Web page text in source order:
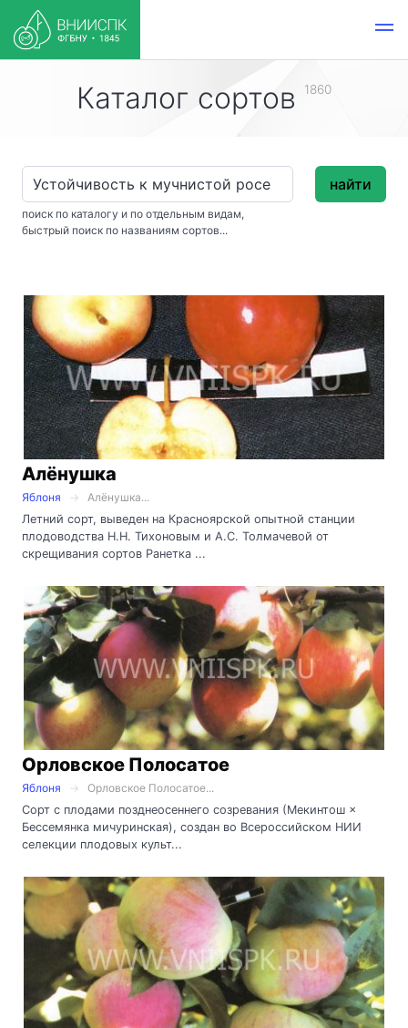
Каталог сортов 1860
поиск по каталогу и по отдельным видам,
быстрый поиск по названиям сортов...
найти
Алёнушка
Яблоня
Алёнушка...
Летний сорт, выведен на Красноярской опытной станции
плодоводства Н.Н. Тихоновым и А.С. Толмачевой от
скрещивания сортов Ранетка ...
Орловское Полосатое
Яблоня
Орловское Полосатое...
Сорт с плодами позднеосеннего созревания (Мекинтош ×
Бессемянка мичуринская), создан во Всероссийском НИИ
селекции плодовых культ...